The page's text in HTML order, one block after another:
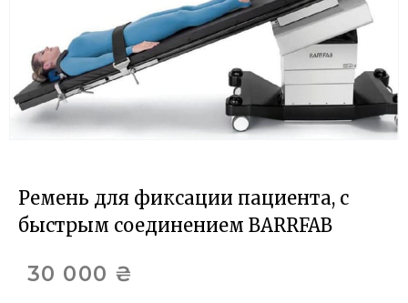
Ремень для фиксации пациента, с
быстрым соединением BARRFAB
30 000 ₴